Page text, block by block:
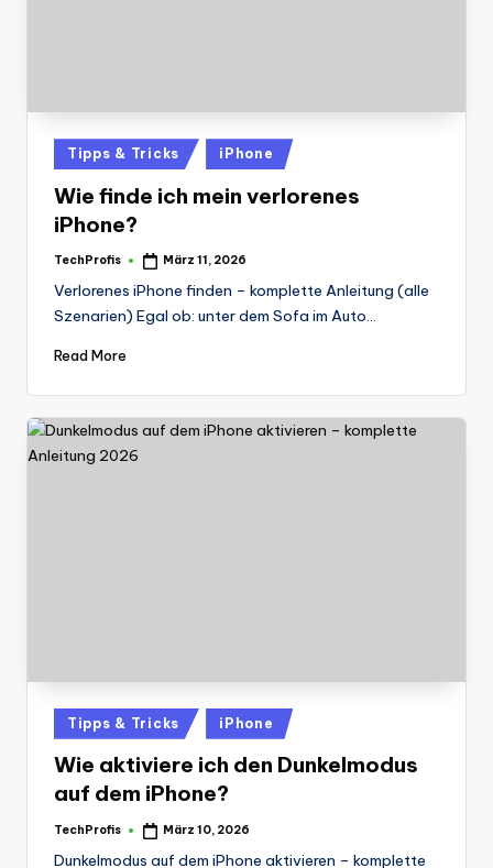
Posted
in
Tipps & Tricks iPhone
Wie finde ich mein verlorenes
iPhone?
Posted
TechProfis März 11, 2026
Verlorenes iPhone finden – komplette Anleitung (alle
Szenarien) Egal ob: unter dem Sofa im Auto…
Read More
Posted
in
Tipps & Tricks iPhone
Wie aktiviere ich den Dunkelmodus
auf dem iPhone?
Posted
TechProfis März 10, 2026
Dunkelmodus auf dem iPhone aktivieren – komplette